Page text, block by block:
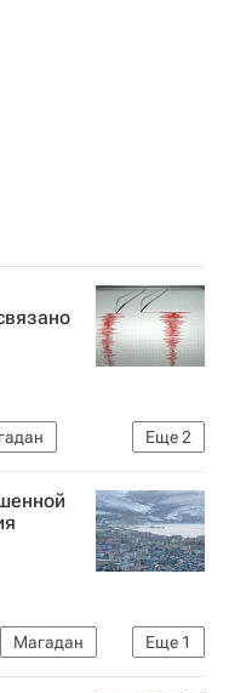
Еще2
Еще 1
Магадан